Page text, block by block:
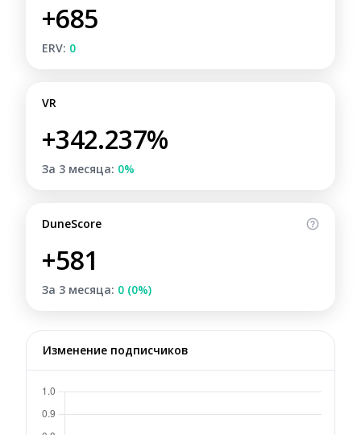
+685
ERV: 0
VR
+342.237%
За 3 месяца: 0%
DuneScore
+581
За 3 месяца: 0 (0%)
Изменение подписчиков